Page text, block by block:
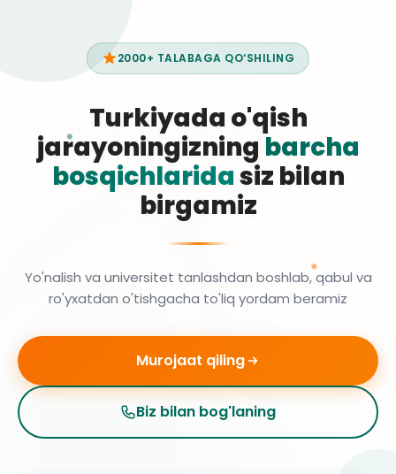
2000+ TALABAGA QO‘SHILING
Turkiyada o'qish
jarayoningizning barcha
bosqichlaridasiz bilan
birgamiz
Yo'nalish va universitet tanlashdan boshlab, qabul va
ro'yxatdan o'tishgacha to'liq yordam beramiz
Murojaat qiling
Biz bilan bog'laning